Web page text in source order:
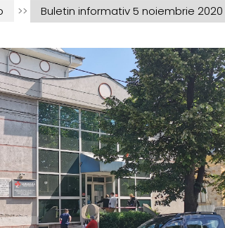
>> Buletin informativ 5 noiembrie 2020